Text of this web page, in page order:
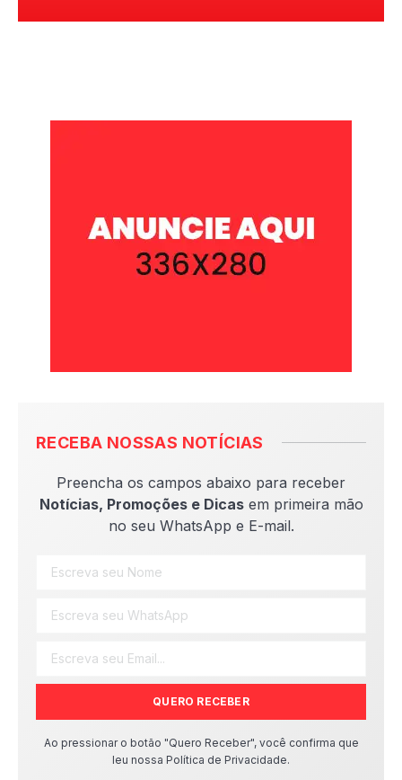
RECEBA NOSSAS NOTÍCIAS
Preencha os campos abaixo para receber
Notícias, Promoções e Dicasem primeira mão
no seu WhatsApp e E-mail.
QUERO RECEBER
Ao pressionar o botão "Quero Receber", você confirma que
leu nossa Política de Privacidade.